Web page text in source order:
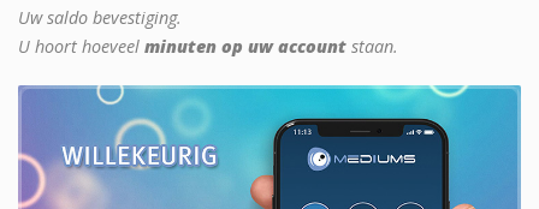
Uw saldo bevestiging.
U hoort hoeveel minuten op uw account staan.